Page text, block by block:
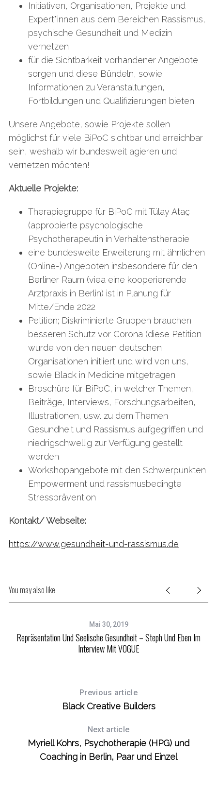
Initiativen, Organisationen, Projekte und
Expert*innen aus dem Bereichen Rassismus,
psychische Gesundheit und Medizin
vernetzen
für die Sichtbarkeit vorhandener Angebote
sorgen und diese Bündeln, sowie
Informationen zu Veranstaltungen,
Fortbildungen und Qualifizierungen bieten
Unsere Angebote, sowie Projekte sollen
möglichst für viele BiPoC sichtbar und erreichbar
sein, weshalb wir bundesweit agieren und
vernetzen möchten!
Aktuelle Projekte:
Therapiegruppe für BiPoC mit Tülay Ataç
(approbierte psychologische
Psychotherapeutin in Verhaltenstherapie
eine bundesweite Erweiterung mit ähnlichen
(Online-) Angeboten insbesondere für den
Berliner Raum (viea eine kooperierende
Arztpraxis in Berlin) ist in Planung für
Mitte/Ende 2022
Petition; Diskriminierte Gruppen brauchen
besseren Schutz vor Corona (diese Petition
wurde von den neuen deutschen
Organisationen initiiert und wird von uns,
sowie Black in Medicine mitgetragen
Broschüre für BiPoC, in welcher Themen,
Beiträge, Interviews, Forschungsarbeiten,
Illustrationen, usw. zu dem Themen
Gesundheit und Rassismus aufgegriffen und
niedrigschwellig zur Verfügung gestellt
werden
Workshopangebote mit den Schwerpunkten
Empowerment und rassismusbedingte
Stressprävention
Kontakt/ Webseite:
https://www.gesundheit-und-rassismus.de
You may also like
Mai 30, 2019
Repräsentation Und Seelische Gesundheit – Steph Und Eben Im
Interview Mit VOGUE
Previous article
Black Creative Builders
Next article
Myriell Kohrs, Psychotherapie (HPG) und
Coaching in Berlin, Paar und Einzel
r
o